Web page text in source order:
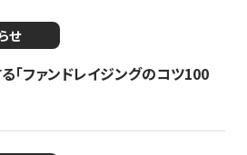
せ
「ファンドレイジングのコツ100